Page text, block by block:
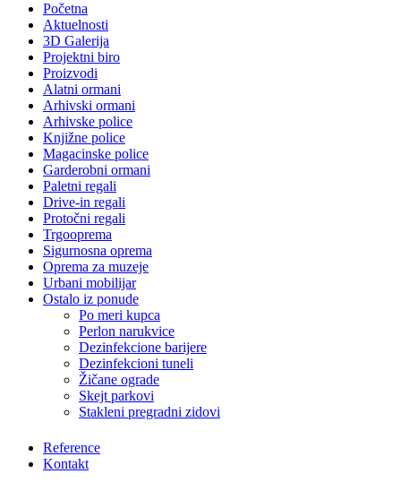
Početna
Aktuelnosti
3D Galerija
Projektni biro
Proizvodi
Alatni ormani
Arhivski ormani
Arhivske police
Knjižne police
Magacinske police
Garderobni ormani
Paletni regali
Drive-in regali
Protočni regali
Trgooprema
Sigurnosna oprema
Oprema za muzeje
Urbani mobilijar
Ostalo iz ponude
Po meri kupca
Perlon narukvice
Dezinfekcione barijere
Dezinfekcioni tuneli
Žičane ograde
Skejt parkovi
Stakleni pregradni zidovi
Reference
Kontakt